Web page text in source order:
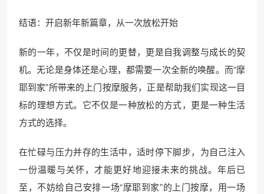
结语：开启新年新篇章，从一次放松开始
新的一年，不仅是时间的更替，更是自我调整与成长的契
机。无论是身体还是心理，都需要一次全新的唤醒。而“摩
耶到家”所带来的上门按摩服务，正是帮助我们实现这一目
标的理想方式。它不仅是一种放松的方式，更是一种生活
方式的选择。
在忙碌与压力并存的生活中，适时停下脚步，为自己注入
一份温暖与关怀，才能更好地迎接未来的挑战。年后已
至，不妨给自己安排一场“摩耶到家”的上门按摩，用一场